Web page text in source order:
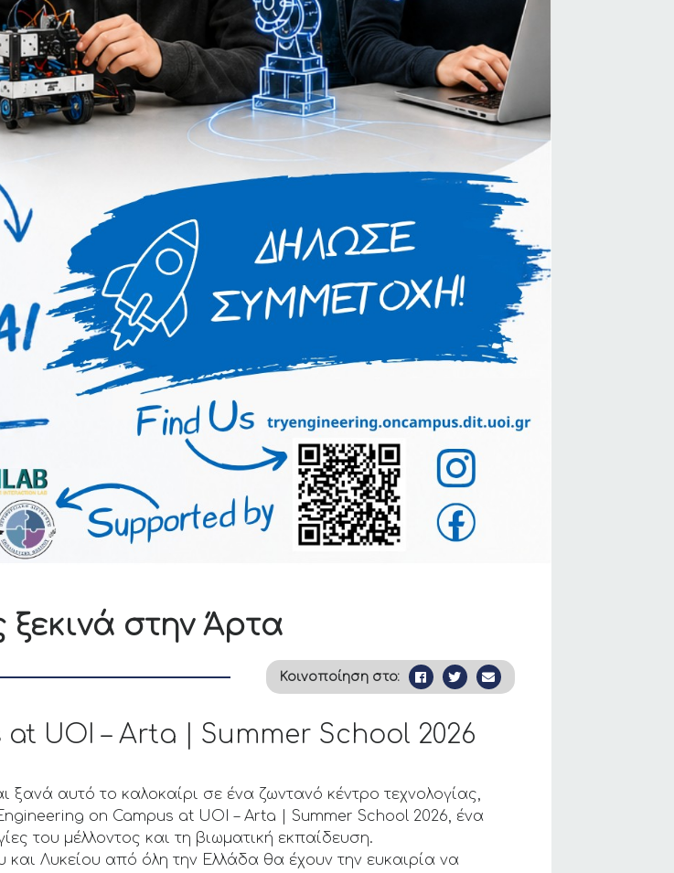
ξεκινά στην Άρτα
Κοινοποίηση στο:
UOI – Arta | Summer School 2026
ξανά αυτό το καλοκαίρι σε ένα ζωντανό κέντρο τεχνολογίας,
on Campus at UOI – Arta | Summer School 2026, ένα
του μέλλοντος και τη βιωματική εκπαίδευση.
και Λυκείου από όλη την Ελλάδα θα έχουν την ευκαιρία να